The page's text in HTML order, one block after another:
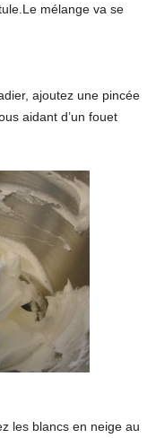
mélange va se
ajoutez une pincée
aidant d’un fouet
les blancs en neige au